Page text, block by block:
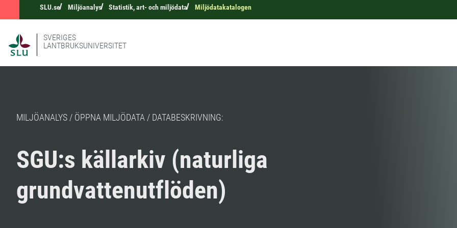
SLU.se Miljöanalys Statistik, art- och miljödata Miljödatakatalogen
SVERIGES
LANTBRUKSUNIVERSITET
MILJÖANALYS / ÖPPNA MILJÖDATA / DATABESKRIVNING:
SGU:s källarkiv (naturliga
grundvattenutflöden)